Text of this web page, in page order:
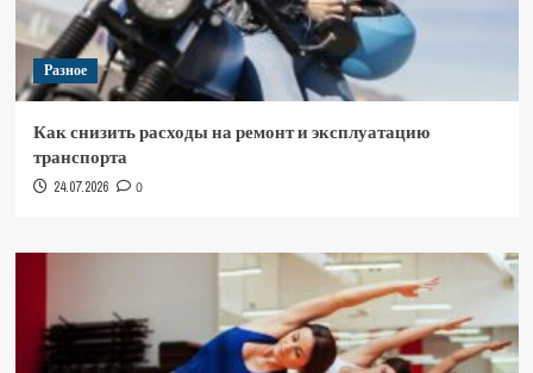
Разное
Как снизить расходы на ремонт и эксплуатацию
транспорта
24.07.2026 0